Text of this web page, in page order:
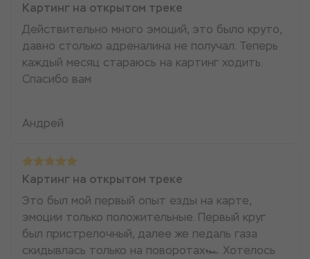
Картинг на открытом треке
Действительно много эмоций, это было круто,
давно столько адреналина не получал. Теперь
каждый месяц стараюсь на картинг ходить.
Спасибо вам
Андрей
Картинг на открытом треке
Это был мой первый опыт езды на карте,
эмоции только положительные. Первый круг
был пристрелочный, далее же педаль газа
скидывлась только на поворотах🏎 Хотелось